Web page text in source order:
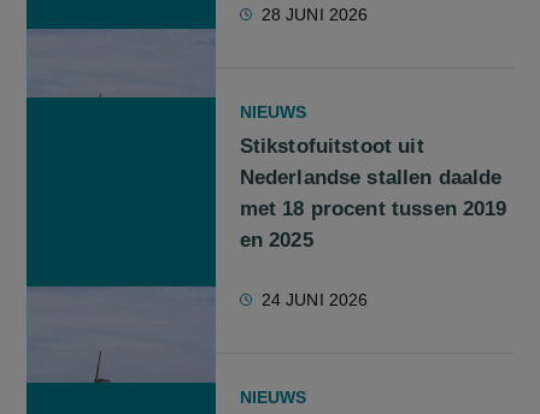
28 JUNI 2026
NIEUWS
Stikstofuitstoot uit
Nederlandse stallen daalde
met 18 procent tussen 2019
en 2025
24 JUNI 2026
NIEUWS